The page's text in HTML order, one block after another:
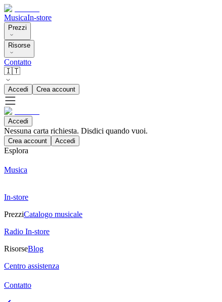
MusicaIn-store
Prezzi
Risorse
Contatto
🇮🇹
Accedi Crea account
Accedi
Nessuna carta richiesta. Disdici quando vuoi.
Crea account Accedi
Esplora
Musica
In-store
PrezziCatalogo musicale
Radio In-store
RisorseBlog
Centro assistenza
Contatto